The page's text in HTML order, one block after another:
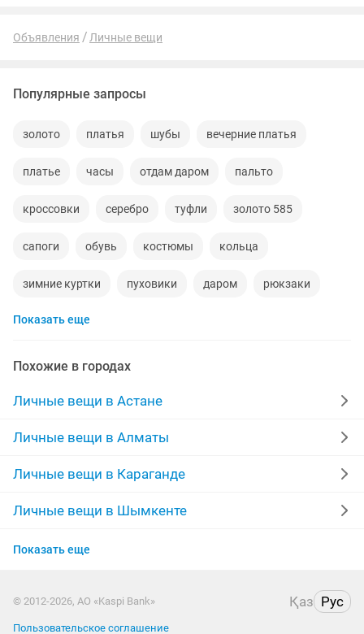
Объявления Личные вещи
Популярные запросы
золото платья шубы вечерние платья
платье часы отдам даром пальто
кроссовки серебро туфли золото 585
сапоги обувь костюмы кольца
зимние куртки пуховики даром рюкзаки
дубленки мужские
свадебное платье памперсы взрослые
серьги золотые сумка
обручальные кольца
Показать еще
Похожие в городах
Личные вещи в Астане
Личные вещи в Алматы
Личные вещи в Караганде
Личные вещи в Шымкенте
Личные вещи в Усть-Каменогорске
Личные вещи в Таразе
Показать еще
© 2012-2026, АО «Kaspi Bank» Қаз Рус
Пользовательское соглашение